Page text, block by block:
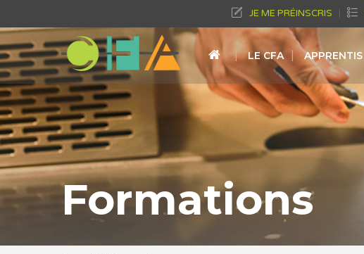
JE ME PRÉINSCRIS
LE CFA APPRENTIS
Formations